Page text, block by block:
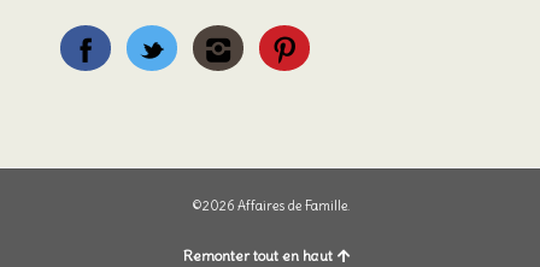
©2026 Affaires de Famille.
Remonter tout en haut